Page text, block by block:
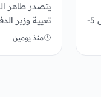
لخدمتي الإتصالات والإنترنت بشكل مفاجي مساء اليوم الخميس 5-
يتصدر طاهر
تعيية وزير
1970،وإلتحق…منذ يومين